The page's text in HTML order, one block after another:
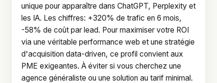
unique pour apparaître dans ChatGPT, Perplexity et
les IA. Les chiffres: +320% de trafic en 6 mois,
-58% de coût par lead. Pour maximiser votre ROI
via une véritable performance web et une stratégie
d'acquisition data-driven, ce profil convient aux
PME exigeantes. À éviter si vous cherchez une
agence généraliste ou une solution au tarif minimal.